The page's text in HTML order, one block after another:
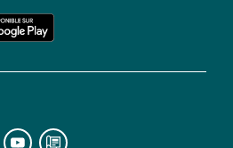
lien vers l'espace réseaux sociaux lien vers le blog la redoute